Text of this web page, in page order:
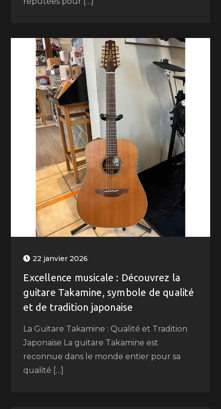
22 janvier 2026
Excellence musicale : Découvrez la
guitare Takamine, symbole de qualité
et de tradition japonaise
La Guitare Takamine : Qualité et Tradition
Japonaise La guitare Takamine est
reconnue dans le monde entier pour sa
qualité […]